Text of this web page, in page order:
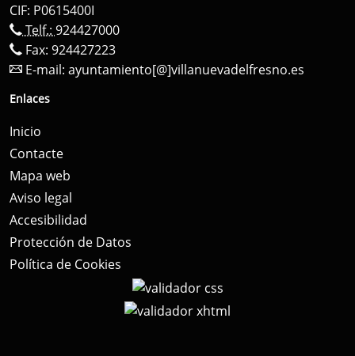
CIF: P0615400I
Telf.: 924427000
Fax: 924427223
E-mail: ayuntamiento[@]villanuevadelfresno.es
Enlaces
Inicio
Contacte
Mapa web
Aviso legal
Accesibilidad
Protección de Datos
Política de Cookies